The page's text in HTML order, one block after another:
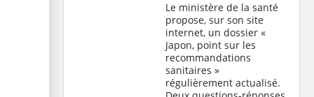
Le ministère de la santé
propose, sur son site
internet, un dossier «
Japon, point sur les
recommandations
sanitaires »
régulièrement actualisé.